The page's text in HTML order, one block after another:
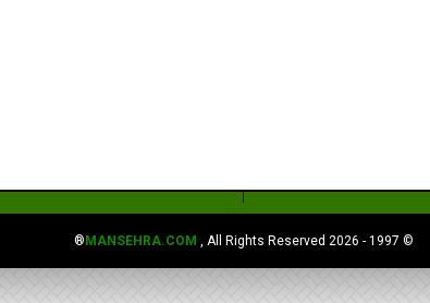
© 1997 - 2026
MANSEHRA.COM , All Rights Reserved®